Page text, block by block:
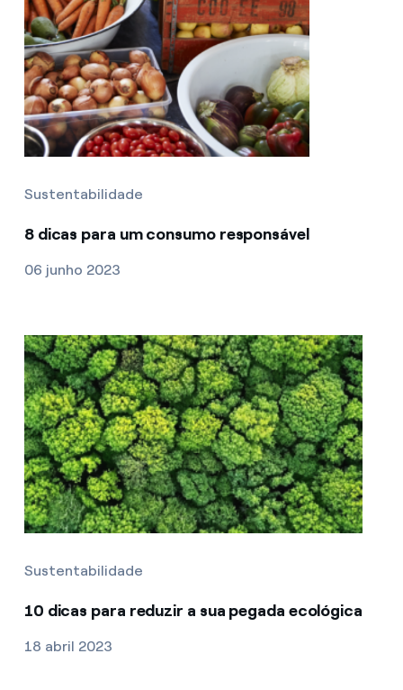
Sustentabilidade
8 dicas para um consumo responsável
06 junho 2023
Sustentabilidade
10 dicas para reduzir a sua pegada ecológica
18 abril 2023